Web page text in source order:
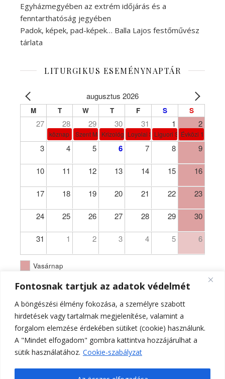
Fontosnak tartjuk az adatok védelmét
A böngészési élmény fokozása, a személyre szabott
hirdetések vagy tartalmak megjelenítése, valamint a
forgalom elemzése érdekében sütiket (cookie) használunk.
A "Mindet elfogadom" gombra kattintva hozzájárulhat a
sütik használatához. Cookie-szabályzat
Egyházmegyében az extrém időjárás és a
fenntarthatóság jegyében
Padok, képek, pad-képek… Balla Lajos festőművész
tárlata
LITURGIKUS ESEMÉNYNAPTÁR
augusztus 2026
M T W T F S S
27 28 29 30 31 1 2
köznap Szent Márta, Mária és Lázár
Krizológ Szent Péter
Loyolai Szent IgnácLiguori Szent Alfonz pk-et.
Évközi 18.
3 4 5 6 7 8 9
10 11 12 13 14 15 16
17 18 19 20 21 22 23
24 25 26 27 28 29 30
31 1 2 3 4 5 6
Vasárnap